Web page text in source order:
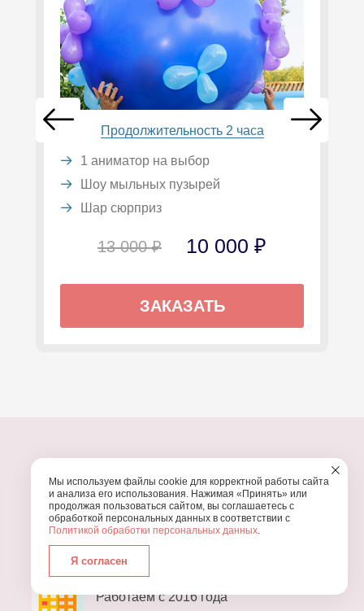
Продолжительность 2 часа
1 аниматор на выбор
Шоу мыльных пузырей
Шар сюрприз
13 000 ₽ 10 000 ₽
ЗАКАЗАТЬ
ПОЧЕМУ МЫ?
УЗНАЙТЕ, ПОЧЕМУ ПРОВЕДЕНИЕВАШЕГО
ПРАЗДНИКА СТОИТ ДОВЕРИТЬ НАМ
Работаем с 2016 года
Мы используем файлы cookie для корректной работы сайта
и анализа его использования. Нажимая «Принять» или
продолжая пользоваться сайтом, вы соглашаетесь с
обработкой персональных данных в соответствии с
Политикой обработки персональных данных.
Я согласен